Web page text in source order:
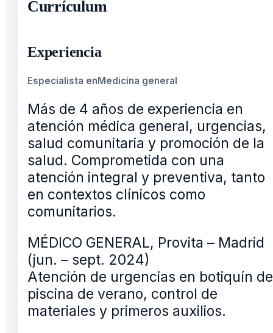
Currículum
Experiencia
Especialista enMedicina general
Más de 4 años de experiencia en
atención médica general, urgencias,
salud comunitaria y promoción de la
salud. Comprometida con una
atención integral y preventiva, tanto
en contextos clínicos como
comunitarios.
MÉDICO GENERAL, Provita – Madrid
(jun. – sept. 2024)
Atención de urgencias en botiquín de
piscina de verano, control de
materiales y primeros auxilios.